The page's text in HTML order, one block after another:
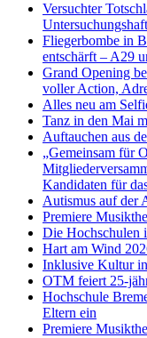
Versucht­er
Untersuchungshaft
Fliegerbombe in
entschärft – A29
Grand Opening
voller Action,
Alles neu am
Tanz in den Mai
Auftauchen aus
„Gemeinsam für
Kandidaten für
Autismus auf der
Premiere
Die Hochschulen
Hart am Wind
Inklusive Kultur
OTM feiert 25-
Hochschule
Eltern ein
Premiere